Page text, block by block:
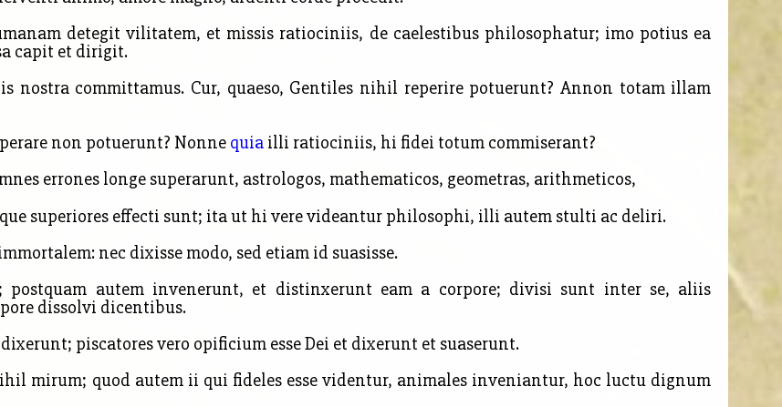
detegit vilitatem, et missis ratiociniis, de caelestibus philosophatur; imo potius ea
capit et dirigit.
nostra committamus. Cur, quaeso, Gentiles nihil reperire potuerunt? Annon totam illam
non potuerunt? Nonnequia illi ratiociniis, hi fidei totum commiserant?
errones longe superarunt, astrologos, mathematicos, geometras, arithmeticos,
superiores effecti sunt; ita ut hi vere videantur philosophi, illi autem stulti ac deliri.
nec dixisse modo, sed etiam id suasisse.
postquam autem invenerunt, et distinxerunt eam a corpore; divisi sunt inter se, aliis
dissolvi dicentibus.
piscatores vero opificium esse Dei et dixerunt et suaserunt.
mirum; quod autem ii qui fideles esse videntur, animales inveniantur, hoc luctu dignum